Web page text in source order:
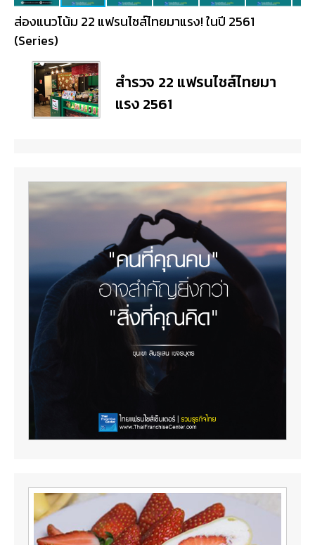
ส่องแนวโน้ม 22 แฟรนไชส์ไทยมาแรง! ในปี 2561
(Series)
สำรวจ 22 แฟรนไชส์ไทยมา
แรง 2561